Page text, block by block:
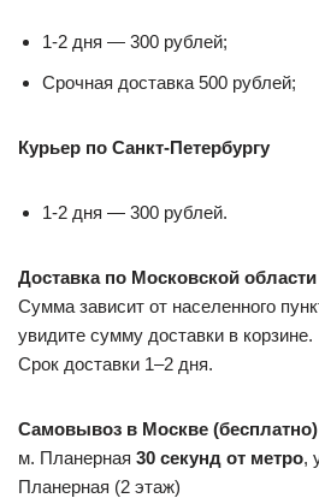
1-2 дня — 300 рублей;
Срочная доставка 500 рублей;
Курьер по Санкт-Петербургу
1-2 дня — 300 рублей.
Доставка по Московской области
Сумма зависит от населенного
увидите сумму доставки в корзине.
Срок доставки 1–2 дня.
Самовывоз в Москве (бесплатно)
м. Планерная 30 секунд от метро,
Планерная (2 этаж)